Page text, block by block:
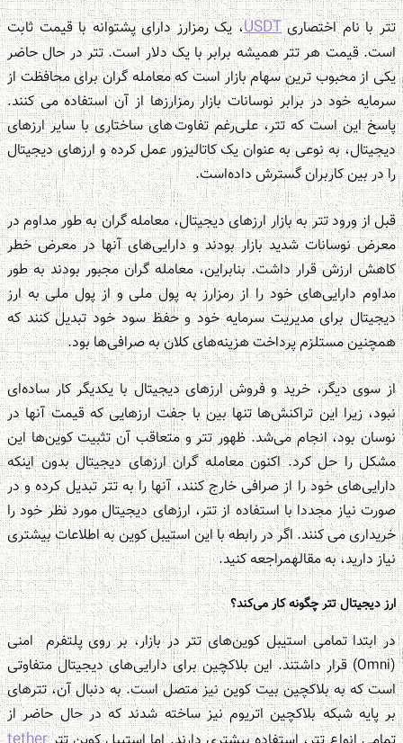
تتر با نام اختصاریUSDT، یک رمزارز دارای پشتوانه با قیمت ثابت
است. قیمت هر تتر همیشه برابر با یک دلار است. تتر در حال حاضر
یکی از محبوب ترین سهام بازار است که معامله گران برای محافظت از
سرمایه خود در برابر نوسانات بازار رمزارزها از آن استفاده می کنند.
پاسخ این است که تتر، علی‌رغم تفاوت های ساختاری با سایر ارزهای
دیجیتال، به نوعی به عنوان یک کاتالیزور عمل کرده و ارزهای دیجیتال
را در بین کاربران گسترش داده‌است.
قبل از ورود تتر به بازار ارزهای دیجیتال، معامله گران به طور مداوم در
معرض نوسانات شدید بازار بودند و دارایی‌های آنها در معرض خطر
کاهش ارزش قرار داشت. بنابراین، معامله گران مجبور بودند به طور
مداوم دارایی‌های خود را از رمزارز به پول ملی و از پول ملی به ارز
دیجیتال برای مدیریت سرمایه خود و حفظ سود خود تبدیل کنند که
همچنین مستلزم پرداخت هزینه‌های کلان به صرافی‌ها بود.
از سوی دیگر، خرید و فروش ارزهای دیجیتال با یکدیگر کار ساده‌ای
نبود، زیرا این تراکنش‌ها تنها بین با جفت ارزهایی که قیمت آنها در
نوسان بود، انجام می‌شد. ظهور تتر و متعاقب آن تثبیت کوین‌ها این
مشکل را حل کرد. اکنون معامله گران ارزهای دیجیتال بدون اینکه
دارایی‌های خود را از صرافی خارج کنند، آنها را به تتر تبدیل کرده و در
صورت نیاز مجددا با استفاده از تتر، ارزهای دیجیتال مورد نظر خود را
خریداری می کنند. اگر در رابطه با این استیبل کوین به اطلاعات بیشتری
نیاز دارید، به مقالهمراجعه کنید.
ارز دیجیتال تتر چگونه کار می‌کند؟
در ابتدا تمامی استیبل کوین‌های تتر در بازار، بر روی پلتفرم امنی
(Omni) قرار داشتند. این بلاکچین برای دارایی‌های دیجیتال متفاوتی
است که به بلاکچین بیت کوین نیز متصل است. به دنبال آن، تترهای
بر پایه شبکه بلاکچین اتریوم نیز ساخته شدند که در حال حاضر از